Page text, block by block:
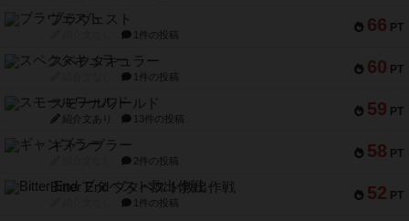
66 PT
ブラヴェスト
1件の投稿
60 PT
スペクタキュラー
1件の投稿
59 PT
スモールワールド
紹介文あり 13件の投稿
58 PT
ギャンブラー
2件の投稿
52 PT
Bitter End ブタペスト救出作戦
1件の投稿